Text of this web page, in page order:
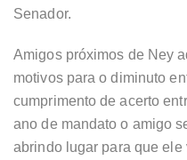
Senador.
Amigos próximos de Ney
motivos para o diminuto
cumprimento de acerto
ano de mandato o amigo
abrindo lugar para que ele